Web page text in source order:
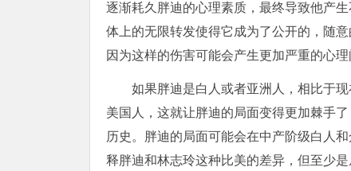
逐渐耗久胖迪的心理素质，最终导致他产
体上的无限转发使得它成为了公开的，随
因为这样的伤害可能会产生更加严重的心理
如果胖迪是白人或者亚洲人，相比于
美国人，这就让胖迪的局面变得更加棘手
历史。胖迪的局面可能会在中产阶级白人
释胖迪和林志玲这种比美的差异，但至少